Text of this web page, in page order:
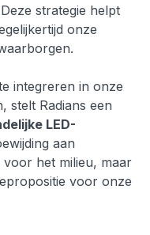
Deze strategie helpt
onze
integreren in onze
stelt Radians een
LED-
aan
voor het milieu, maar
voor onze